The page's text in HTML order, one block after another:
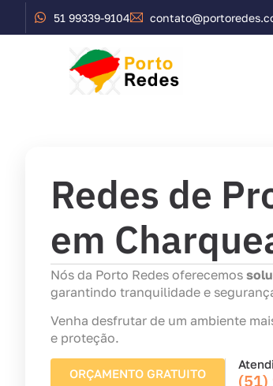
51 99339-9104
Redes de
em
Nós da Porto Redes oferecemos
garantindo tranquilidade e
Venha desfrutar de um ambiente
e proteção.
ORÇAMENTO GRATUITO